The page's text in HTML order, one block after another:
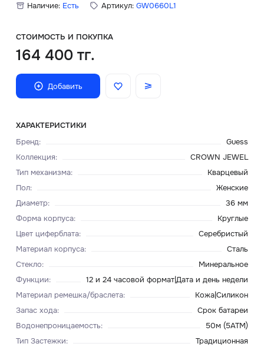
Наличие: Есть Артикул: GW0660L1
СТОИМОСТЬ И ПОКУПКА
164 400 тг.
Добавить
ХАРАКТЕРИСТИКИ
Бренд:
Guess
Коллекция:
CROWN JEWEL
Тип механизма:
Кварцевый
Пол:
Женские
Диаметр:
36 мм
Форма корпуса:
Круглые
Цвет циферблата:
Серебристый
Материал корпуса:
Сталь
Стекло:
Минеральное
Функции:
12 и 24 часовой формат|Дата и день недели
Материал ремешка/браслета:
Кожа|Силикон
Запас хода:
Срок батареи
Водонепроницаемость:
50м (5ATM)
Тип Застежки:
Традиционная
Главная
О нас
Доставка и оплата